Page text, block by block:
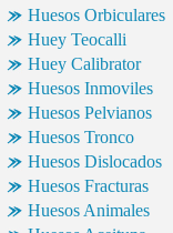
Huesos Orbiculares
Huey Teocalli
Huey Calibrator
Huesos Inmoviles
Huesos Pelvianos
Huesos Tronco
Huesos Dislocados
Huesos Fracturas
Huesos Animales